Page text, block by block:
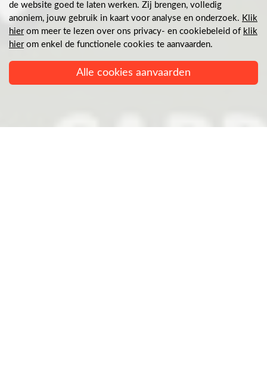
de website goed te laten werken. Zij brengen, volledig
anoniem, jouw gebruik in kaart voor analyse en onderzoek. Klik
hierom meer te lezen over ons privacy- en cookiebeleid of klik
hierom enkel de functionele cookies te aanvaarden.
Alle cookies aanvaarden